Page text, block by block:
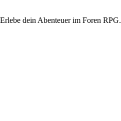
dein Abenteuer im Foren RPG.